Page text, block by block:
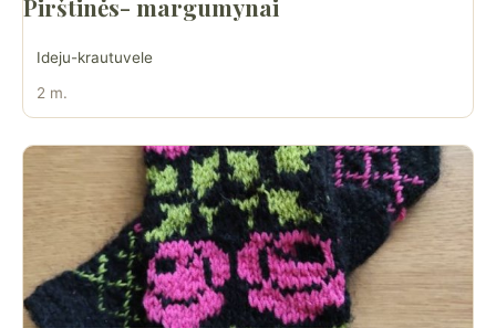
Pirštinės- margumynai
Ideju-krautuvele
2 m.